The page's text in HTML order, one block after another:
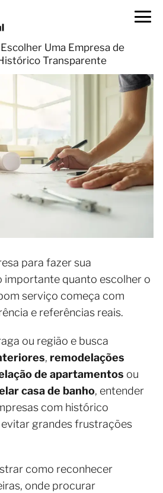
Uma Empresa de
Transparente
para fazer sua
importante quanto escolher o
serviço começa com
e referências reais.
ou região e busca
, remodelações
de apartamentos ou
casa de banho, entender
com histórico
grandes frustrações
como reconhecer
onde procurar